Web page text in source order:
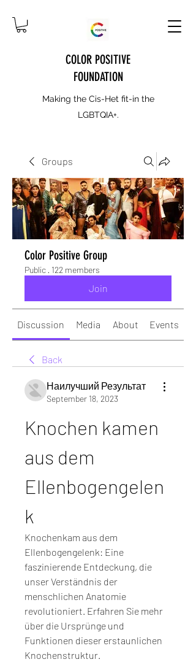
COLOR POSITIVE
FOUNDATION
Making the Cis-Het fit-in the
LGBTQIA+.
Groups
Color Positive Group
Public · 122 members
Join
Discussion Media About Events
Back
Наилучший Результат
September 18, 2023
Knochen kamen
aus dem
Ellenbogengelen
k
Knochenkam aus dem
Ellenbogengelenk: Eine
faszinierende Entdeckung, die
unser Verständnis der
menschlichen Anatomie
revolutioniert. Erfahren Sie mehr
über die Ursprünge und
Funktionen dieser erstaunlichen
Knochenstruktur.